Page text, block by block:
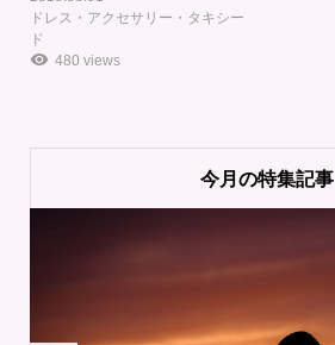
ドレス・アクセサリー・タキシー
ド
480 views
今月の特集記事